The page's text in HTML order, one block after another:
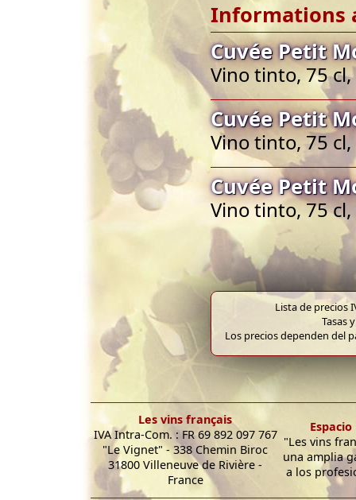
Informations
Cuvée Petit
Vino tinto, 75 cl,
Cuvée Petit
Vino tinto, 75 cl,
Cuvée Petit
Vino tinto, 75 cl,
Lista de precios
Tasas
Los precios dependen del
Les vins français
IVA Intra-Com. : FR 69 892 097 767
"Le Vignet" - 338 Chemin Biroc
31800 Villeneuve de Rivière -
France
"Les vins
una amplia
a los